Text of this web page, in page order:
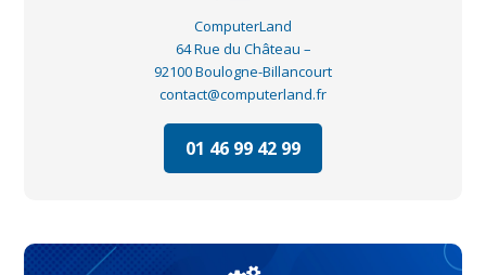
ComputerLand
64 Rue du Château –
92100 Boulogne-Billancourt
contact@computerland.fr
01 46 99 42 99